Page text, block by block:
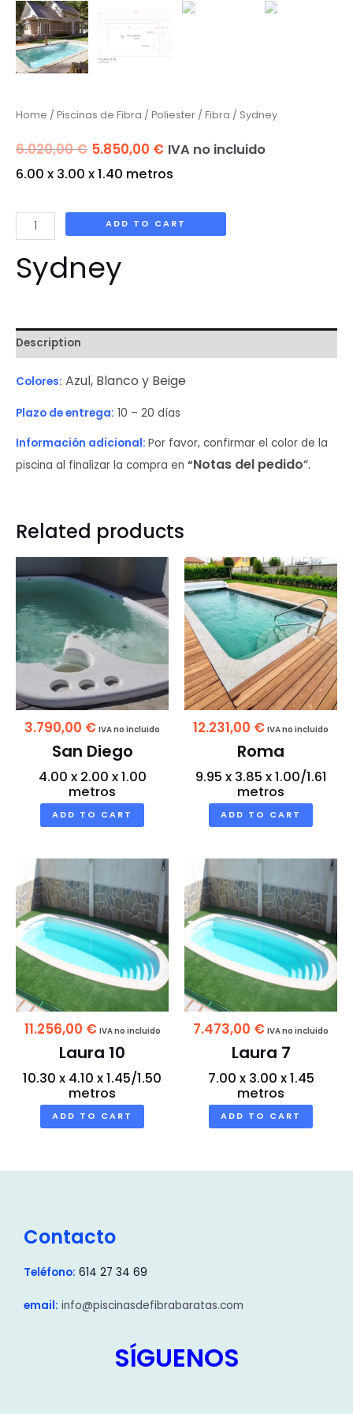
Home / Piscinas de Fibra / Poliester / Fibra / Sydney
6.020,00€ Original
price
was:
6.020,00 €.
5.850,00 €Current
price
is:
5.850,00 €.
IVA no incluido
6.00 x 3.00 x 1.40 metros
Sydney
quantity
ADD TO CART
Sydney
Description
Colores: Azul, Blanco y Beige
Plazo de entrega: 10 – 20 días
Información adicional: Por favor, confirmar el color de la
piscina al finalizar la compra en “Notas del pedido“.
Related products
3.790,00 € IVA no incluido
San Diego
4.00 x 2.00 x 1.00
metros
ADD TO CART
12.231,00 € IVA no incluido
Roma
9.95 x 3.85 x 1.00/1.61
metros
ADD TO CART
11.256,00 € IVA no incluido
Laura 10
10.30 x 4.10 x 1.45/1.50
metros
ADD TO CART
7.473,00 € IVA no incluido
Laura 7
7.00 x 3.00 x 1.45
metros
ADD TO CART
Contacto
Teléfono: 614 27 34 69
email: info@piscinasdefibrabaratas.com
SÍGUENOS